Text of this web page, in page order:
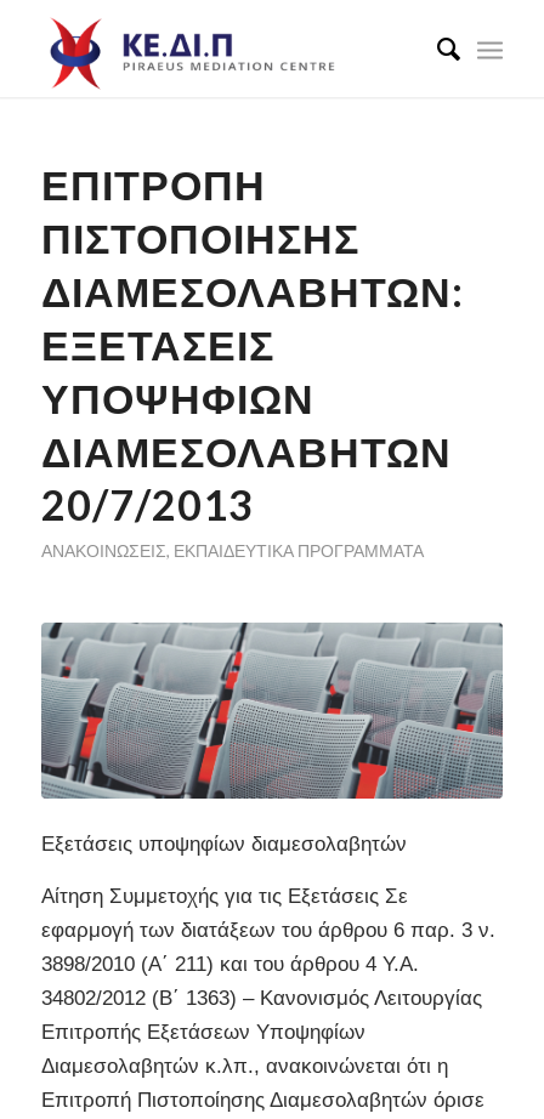
ΕΠΙΤΡΟΠΉ
ΠΙΣΤΟΠΟΊΗΣΗΣ
ΔΙΑΜΕΣΟΛΑΒΗΤΏΝ:
ΕΞΕΤΆΣΕΙΣ
ΥΠΟΨΗΦΊΩΝ
ΔΙΑΜΕΣΟΛΑΒΗΤΏΝ
20/7/2013
ΑΝΑΚΟΙΝΏΣΕΙΣ, ΕΚΠΑΙΔΕΥΤΙΚΆ ΠΡΟΓΡΆΜΜΑΤΑ
Εξετάσεις υποψηφίων διαμεσολαβητών
Αίτηση Συμμετοχής για τις Εξετάσεις Σε
εφαρμογή των διατάξεων του άρθρου 6 παρ. 3 ν.
3898/2010 (Α΄ 211) και του άρθρου 4 Υ.Α.
34802/2012 (Β΄ 1363) – Κανονισμός Λειτουργίας
Επιτροπής Εξετάσεων Υποψηφίων
Διαμεσολαβητών κ.λπ., ανακοινώνεται ότι η
Επιτροπή Πιστοποίησης Διαμεσολαβητών όρισε